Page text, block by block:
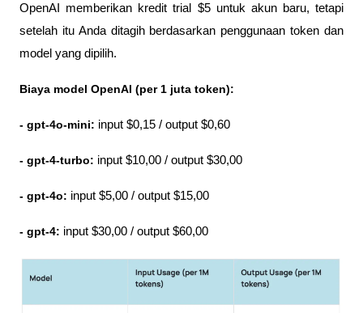
OpenAI memberikan kredit trial $5 untuk akun baru, tetapi
setelah itu Anda ditagih berdasarkan penggunaan token dan
model yang dipilih.
Biaya model OpenAI (per 1 juta token):
- gpt-4o-mini: input $0,15 / output $0,60
- gpt-4-turbo: input $10,00 / output $30,00
- gpt-4o: input $5,00 / output $15,00
- gpt-4: input $30,00 / output $60,00